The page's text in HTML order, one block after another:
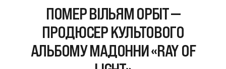
ПОМЕР ВІЛЬЯМ ОРБІТ —
ПРОДЮСЕР КУЛЬТОВОГО
АЛЬБОМУ МАДОННИ «RAY OF